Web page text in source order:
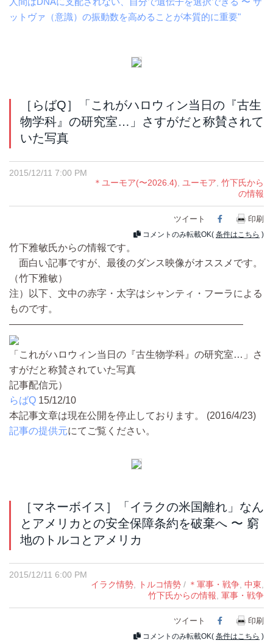
ットヴァ（意識）の振動数を高めることが本質的に重要"
［らばQ］「これがハロウィン当日の『古生
物学科』の研究室…」さすがだと称賛されて
いた写真
2015/12/11 7:00 PM
＊ユーモア(〜2026.4)
ユーモア 竹下氏から
の情報
ツイート Facebook
印刷
コメントのみ転載OK( 条件はこちら )
竹下雅敏氏からの情報です。
面白い記事ですが、最後のダンス映像がオススメです。
（竹下雅敏）
注）以下、文中の赤字・太字はシャンティ・フーラによる
ものです。
————————————————————————
「これがハロウィン当日の『古生物学科』の研究室…」さ
すがだと称賛されていた写真
記事配信元）
らばQ 15/12/10
本記事文章は現在公開を停止しております。 (2016/4/23)
記事の提供元にてご覧ください。
［マネーボイス］「イラクの米国離れ」なん
とアメリカとの安全保障条約を破棄へ 〜 窮
地のトルコとアメリカ
2015/12/11 6:00 PM
イラク情勢
トルコ情勢 / ＊軍事・戦争 中東
竹下氏からの情報 軍事・戦争
ツイート Facebook
印刷
コメントのみ転載OK( 条件はこちら )